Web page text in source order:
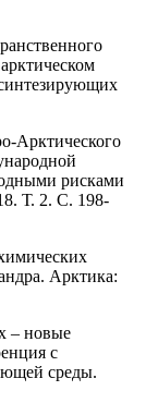
Арктического
рисками
Т. 2. С. 198-
Арктика:
– новые
с
среды.